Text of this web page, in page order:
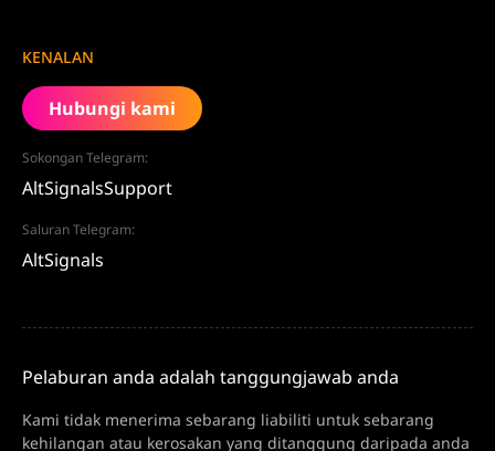
KENALAN
Hubungi kami
Sokongan Telegram:
AltSignalsSupport
Saluran Telegram:
AltSignals
Pelaburan anda adalah tanggungjawab anda
Kami tidak menerima sebarang liabiliti untuk sebarang
kehilangan atau kerosakan yang ditanggung daripada anda